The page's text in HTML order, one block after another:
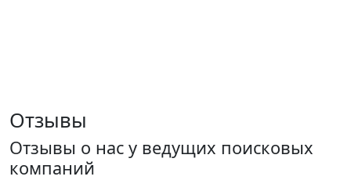
Отзывы
Отзывы о нас у ведущих поисковых
компаний